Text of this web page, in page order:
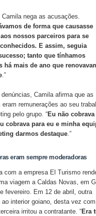
Camila nega as acusações.
de forma que causasse
nossos parceiros para se
E assim, seguia
tanto que tínhamos
há mais de ano que
.”
Camila afirma que as
eram remunerações ao seu
pelo grupo. “Eu não cobrava
cobrava para eu e minha
darmos destaque.”
eram sempre moderadoras
com a empresa El Turismo
viagem a Caldas Novas, em
fevereiro. Em 12 de abril, outra
ao interior goiano, desta vez
irritou a contratante. “Era